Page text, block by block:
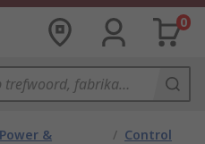
0
&
/ Control